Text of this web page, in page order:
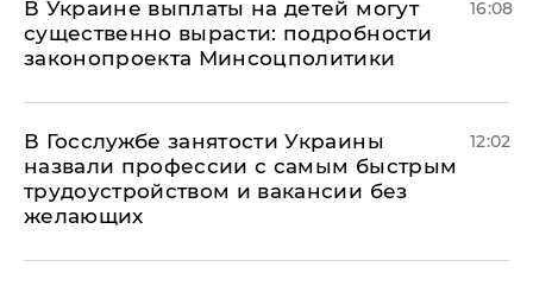
В Украине выплаты на детей могут
существенно вырасти: подробности
законопроекта Минсоцполитики
16:08
В Госслужбе занятости Украины
назвали профессии с самым быстрым
трудоустройством и вакансии без
желающих
12:02